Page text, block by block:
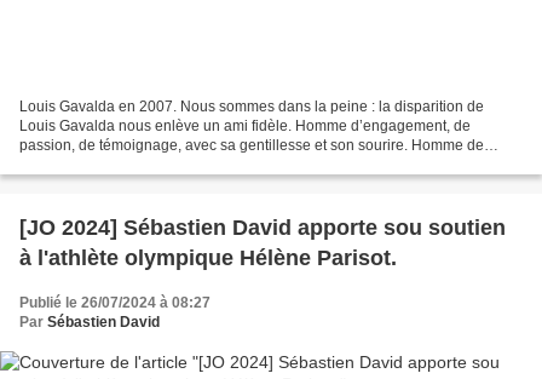
Louis Gavalda en 2007. Nous sommes dans la peine : la disparition de
Louis Gavalda nous enlève un ami fidèle. Homme d’engagement, de
passion, de témoignage, avec sa gentillesse et son sourire. Homme de
[JO 2024] Sébastien David apporte sou soutien
à l'athlète olympique Hélène Parisot.
Publié le 26/07/2024 à 08:27
Par Sébastien David